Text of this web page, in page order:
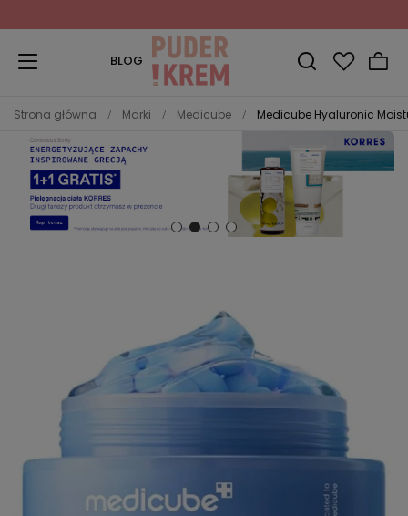
BLOG
Strona główna Marki Medicube Medicube Hyaluronic